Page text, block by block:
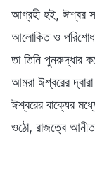
আগ্রহী হই, ঈশ্বর
আলোকিত ও পরিশোধ
তা তিনি পুনরুদ্ধার
আমরা ঈশ্বরের
ঈশ্বরের বাক্যের
ওঠো, রাজত্বে